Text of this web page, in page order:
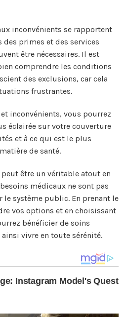
inconvénients se rapportent
des primes et des services
être nécessaires. Il est
comprendre les conditions
des exclusions, car cela
frustrantes.
inconvénients, vous pourrez
éclairée sur votre couverture
et à ce qui est le plus
de santé.
peut être un véritable atout en
médicaux ne sont pas
le système public. En prenant le
vos options et en choisissant
bénéficier de soins
vivre en toute sérénité.